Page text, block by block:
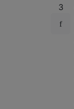
3